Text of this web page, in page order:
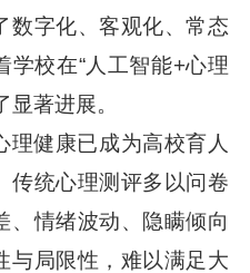
数字化、客观化、常态
学校在“人工智能+心理
著进展。
理健康已成为高校育人
传统心理测评多以问卷
、情绪波动、隐瞒倾向
与局限性，难以满足大